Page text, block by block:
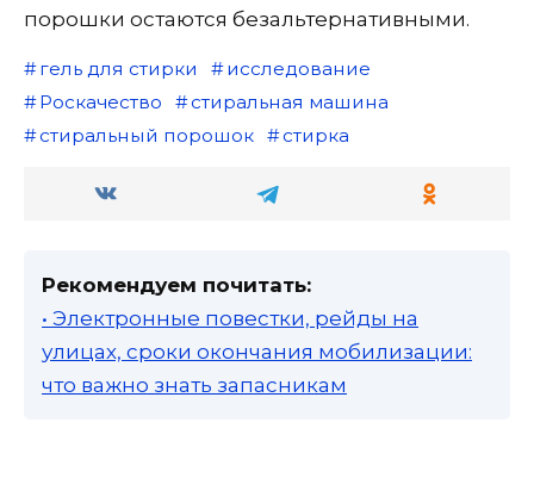
порошки остаются безальтернативными.
гель для стирки
исследование
Роскачество
стиральная машина
стиральный порошок
стирка
Рекомендуем почитать:
• Электронные повестки, рейды на
улицах, сроки окончания мобилизации:
что важно знать запасникам